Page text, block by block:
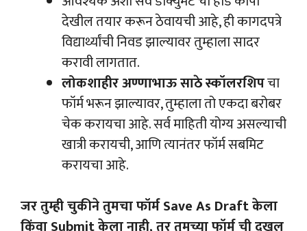
देखील तयार करून ठेवायची आहे, ही कागदपत्रे
विद्यार्थ्यांची निवड झाल्यावर तुम्हाला सादर
करावी लागतात.
लोकशाहीर अण्णाभाऊ साठे स्कॉलरशिपचा
फॉर्म भरून झाल्यावर, तुम्हाला तो एकदा बरोबर
चेक करायचा आहे. सर्व माहिती योग्य असल्याची
खात्री करायची, आणि त्यानंतर फॉर्म सबमिट
करायचा आहे.
जर तुम्ही चुकीने तुमचा फॉर्म Save As Draft केला